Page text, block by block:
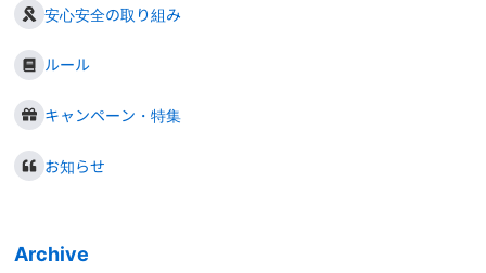
安心安全の取り組み
ルール
キャンペーン・特集
お知らせ
Archive